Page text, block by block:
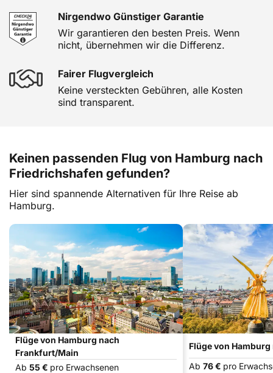
Nirgendwo Günstiger Garantie
Wir garantieren den besten Preis. Wenn
nicht, übernehmen wir die Differenz.
Fairer Flugvergleich
Keine versteckten Gebühren, alle Kosten
sind transparent.
Keinen passenden Flug von Hamburg nach
Friedrichshafen gefunden?
Hier sind spannende Alternativen für Ihre Reise ab
Hamburg.
Flüge von Hamburg nach
Frankfurt/Main
Ab 55 € pro Erwachsenen
Flüge von
Ab 76 € pro